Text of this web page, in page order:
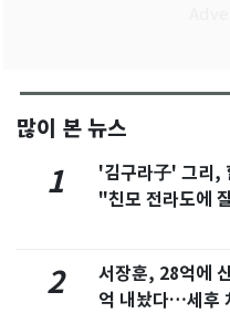
많이 본 뉴스
1
'김구라子' 그리,
"친모 전라도에
2
서장훈, 28억에
억 내놨다…세후